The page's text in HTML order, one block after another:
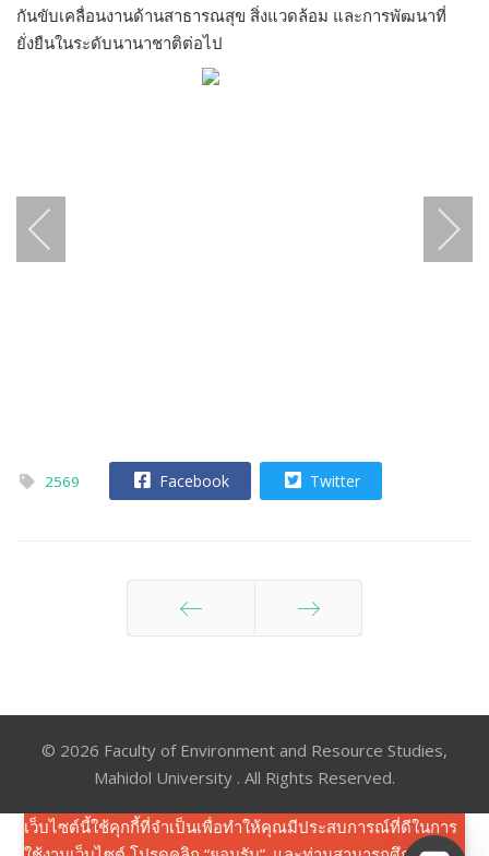
กันขับเคลื่อนงานด้านสาธารณสุข สิ่งแวดล้อม และการพัฒนาที่
ยั่งยืนในระดับนานาชาติต่อไป
2569 Facebook Twitter
© 2026 Faculty of Environment and Resource Studies,
Mahidol University . All Rights Reserved.
เว็บไซต์นี้ใช้คุกกี้ที่จำเป็นเพื่อทำให้คุณมีประสบการณ์ที่ดีในการ